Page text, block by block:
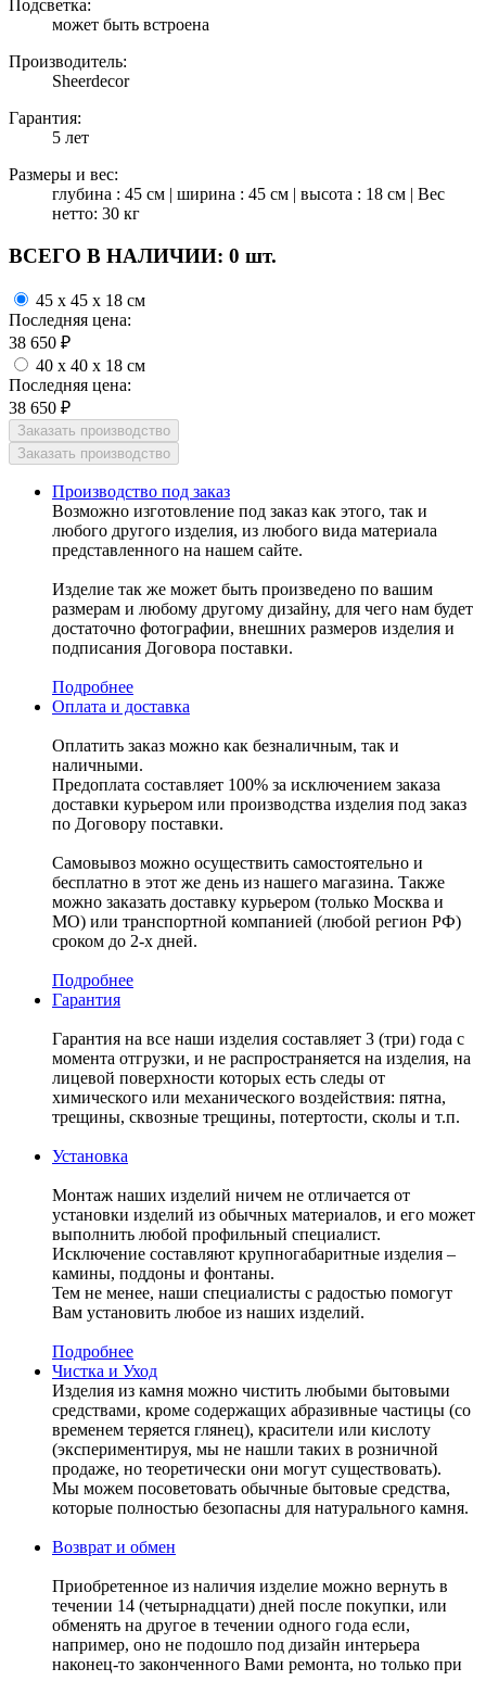
Подсветка:
может быть встроена
Производитель:
Sheerdecor
Гарантия:
5 лет
Размеры и вес:
глубина : 45 см | ширина : 45 см | высота : 18 см | Вес
нетто: 30 кг
ВСЕГО В НАЛИЧИИ: 0 шт.
45 x 45 x 18 см
Последняя цена:
38 650 ₽
40 x 40 x 18 см
Последняя цена:
38 650 ₽
Производство под заказ
Возможно изготовление под заказ как этого, так и
любого другого изделия, из любого вида материала
представленного на нашем сайте.
Изделие так же может быть произведено по вашим
размерам и любому другому дизайну, для чего нам будет
достаточно фотографии, внешних размеров изделия и
подписания Договора поставки.
Подробнее
Оплата и доставка
Оплатить заказ можно как безналичным, так и
наличными.
Предоплата составляет 100% за исключением заказа
доставки курьером или производства изделия под заказ
по Договору поставки.
Самовывоз можно осуществить самостоятельно и
бесплатно в этот же день из нашего магазина. Также
можно заказать доставку курьером (только Москва и
МО) или транспортной компанией (любой регион РФ)
сроком до 2-х дней.
Подробнее
Гарантия
Гарантия на все наши изделия составляет 3 (три) года с
момента отгрузки, и не распространяется на изделия, на
лицевой поверхности которых есть следы от
химического или механического воздействия: пятна,
трещины, сквозные трещины, потертости, сколы и т.п.
Установка
Монтаж наших изделий ничем не отличается от
установки изделий из обычных материалов, и его может
выполнить любой профильный специалист.
Исключение составляют крупногабаритные изделия –
камины, поддоны и фонтаны.
Тем не менее, наши специалисты с радостью помогут
Вам установить любое из наших изделий.
Подробнее
Чистка и Уход
Изделия из камня можно чистить любыми бытовыми
средствами, кроме содержащих абразивные частицы (со
временем теряется глянец), красители или кислоту
(экспериментируя, мы не нашли таких в розничной
продаже, но теоретически они могут существовать).
Мы можем посоветовать обычные бытовые средства,
которые полностью безопасны для натурального камня.
Возврат и обмен
Приобретенное из наличия изделие можно вернуть в
течении 14 (четырнадцати) дней после покупки, или
обменять на другое в течении одного года если,
например, оно не подошло под дизайн интерьера
наконец-то законченного Вами ремонта, но только при